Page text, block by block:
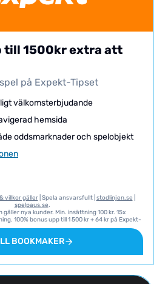
till 1500kr extra att
på Expekt-Tipset
välkomsterbjudande
hemsida
oddsmarknader och spelobjekt
villkor gäller| Spela ansvarsfullt | stodlinjen.se
spelpaus.se.
nya kunder. Min. insättning 100 kr. 15x
100% bonus upp till 1 500 kr + 64 kr på Expekt-
Giltigt i 90 dagar från att villkor uppfylls.
BOOKMAKER